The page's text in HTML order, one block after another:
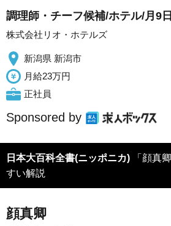
調理師・チーフ候補/ホテル/月9
株式会社リオ・ホテルズ
新潟県 新潟市
月給23万円
正社員
Sponsored by
日本大百科全書(ニッポニカ)
すい解説
顔真卿